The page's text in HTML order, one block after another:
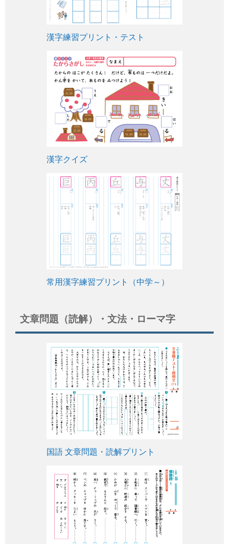
漢字練習プリント・テスト
漢字クイズ
常用漢字練習プリント（中学～）
文章問題（読解）・文法・ローマ字
国語 文章問題・読解プリント